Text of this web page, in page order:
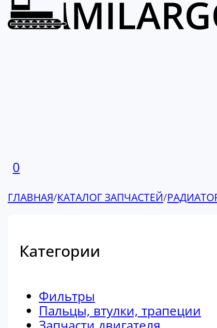
0
ГЛАВНАЯ/КАТАЛОГ ЗАПЧАСТЕЙ/
Категории
Фильтры
Пальцы, втулки, трапеции